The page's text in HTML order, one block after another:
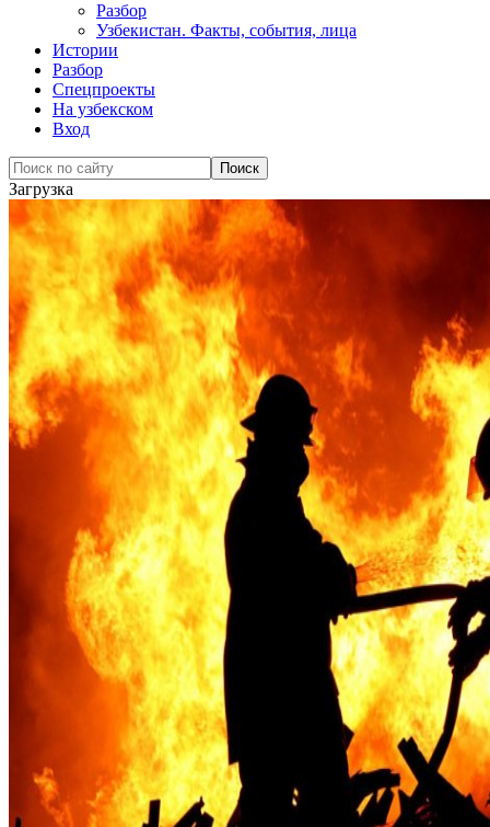
Разбор
Узбекистан. Факты, события, лица
Истории
Разбор
Спецпроекты
На узбекском
Вход
Загрузка